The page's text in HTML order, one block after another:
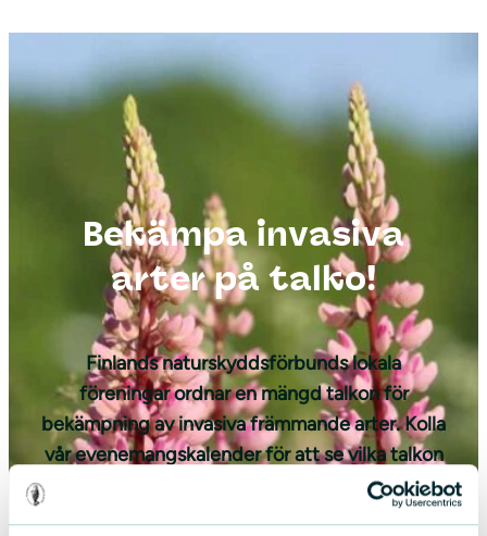
Bekämpa invasiva
arter på talko!
Finlands naturskyddsförbunds lokala
föreningar ordnar en mängd talkon för
bekämpning av invasiva främmande arter. Kolla
vår evenemangskalender för att se vilka talkon